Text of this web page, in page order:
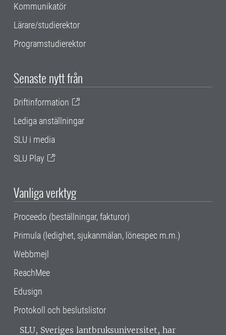
Kommunikatör
Lärare/studierektor
Programstudierektor
Senaste nytt från
Driftinformation
Lediga anställningar
SLU i media
SLU Play
Vanliga verktyg
Proceedo (beställningar, fakturor)
Primula (ledighet, sjukanmälan, lönespec m.m.)
Webbmejl
ReachMee
Edusign
Protokoll och beslutslistor
SLU, Sveriges lantbruksuniversitet, har